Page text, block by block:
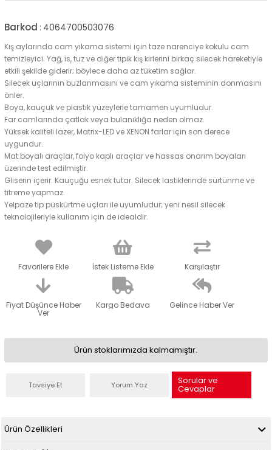
Barkod : 4064700503076
Kış aylarında cam yıkama sistemi için taze narenciye kokulu cam
temizleyici. Yağ, is, tuz ve diğer tipik kış kirlerini birkaç silecek hareketiyle
etkili şekilde giderir; böylece daha az tüketim sağlar.
Silecek uçlarının buzlanmasını ve cam yıkama sisteminin donmasını
önler.
Boya, kauçuk ve plastik yüzeylerle tamamen uyumludur.
Far camlarında çatlak veya bulanıklığa neden olmaz.
Yüksek kaliteli lazer, Matrix-LED ve XENON farlar için son derece
uygundur.
Mat boyalı araçlar, folyo kaplı araçlar ve hassas onarım boyaları
üzerinde test edilmiştir.
Gliserin içerir. Kauçuğu esnek tutar. Silecek lastiklerinde sürtünme ve
titreme yapmaz.
Yelpaze tip püskürtme uçları ile uyumludur; yeni nesil silecek
teknolojileriyle kullanım için de idealdir.
Favorilere Ekle İstek Listeme Ekle Karşılaştır
Fiyat Düşünce Haber
Ver
Kargo Bedava Gelince Haber Ver
Ürün stoklarımızda kalmamıştır.
Tavsiye Et Yorum Yaz Sorular ve
Cevaplar
Ürün Özellikleri